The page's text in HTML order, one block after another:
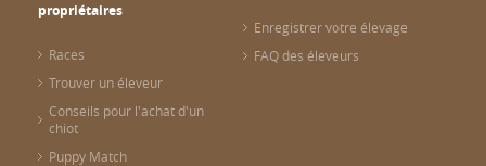
propriétaires
Races
Trouver un éleveur
Conseils pour l'achat d'un
chiot
Puppy Match
Enregistrer votre élevage
FAQ des éleveurs